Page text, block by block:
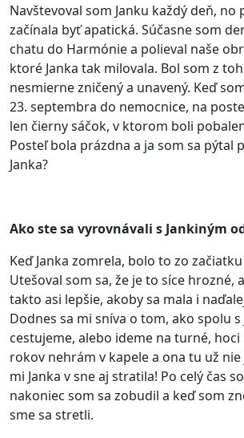
Navštevoval som Janku každý deň, no
začínala byť apatická. Súčasne som
chatu do Harmónie a polieval naše
ktoré Janka tak milovala. Bol som z
nesmierne zničený a unavený. Keď
23. septembra do nemocnice, na
len čierny sáčok, v ktorom boli
Posteľ bola prázdna a ja som sa pýtal
Janka?
Ako ste sa vyrovnávali s Jankiným
Keď Janka zomrela, bolo to zo
Utešoval som sa, že je to síce hrozné,
takto asi lepšie, akoby sa mala i
Dodnes sa mi sníva o tom, ako spolu s
cestujeme, alebo ideme na turné,
rokov nehrám v kapele a ona tu už nie
mi Janka v sne aj stratila! Po celý čas
nakoniec som sa zobudil a keď som
sme sa stretli.